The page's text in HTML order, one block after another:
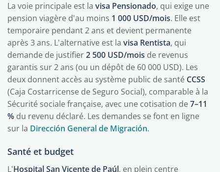
La voie principale est la visa Pensionado, qui exige une
pension viagère d'au moins 1 000 USD/mois. Elle est
temporaire pendant 2 ans et devient permanente
après 3 ans. L'alternative est la visa Rentista, qui
demande de justifier2 500 USD/mois de revenus
garantis sur 2 ans (ou un dépôt de 60 000 USD). Les
deux donnent accès au système public de santé CCSS
(Caja Costarricense de Seguro Social), comparable à la
Sécurité sociale française, avec une cotisation de7–11
% du revenu déclaré. Les demandes se font en ligne
sur la Dirección General de Migración.
Santé et budget
L'Hospital San Vicente de Paúl, en plein centre